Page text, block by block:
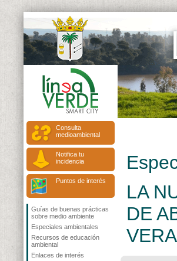
Consulta
medioambiental
Notifica tu
incidencia
Puntos de interés
Guías de buenas prácticas
sobre medio ambiente
Especiales ambientales
Recursos de educación
ambiental
Enlaces de interés
LA
DE